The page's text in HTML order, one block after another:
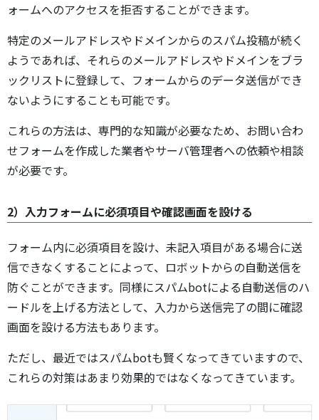
ォームへのアクセスを拒否することができます。
特定のメールアドレスやドメインからのスパム投稿が続く
ようであれば、それらのメールアドレスやドメインをブラ
ックリストに登録して、フォームからのデータ送信ができ
ないようにすることも可能です。
これらの方法は、専門的な知識が必要なため、お問い合わ
せフォームを作成した業者やサーバ管理者への依頼や相談
が必要です。
2）入力フォームに必須項目や確認画面を設ける
フォーム内に必須項目を設け、未記入項目がある場合に送
信できなくすることによって、ロボットからの自動送信を
防ぐことができます。同様にスパムbotによる自動送信のハ
ードルを上げる方法として、入力から送信完了の間に確認
画面を設ける方法もあります。
ただし、最近ではスパムbotも賢くなってきていますので、
これらの対策はあまり効果的ではなくなってきています。